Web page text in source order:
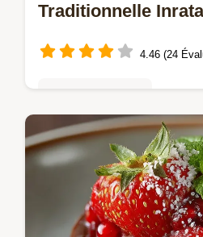
Traditionnelle
4.46 (24
Maîtrisez la véritable
grandmère Apprenez la
traditionnelle pour une
onctueuse Fini les œufs